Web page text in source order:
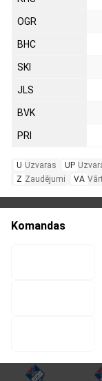
OGR
BHC
SKI
JLS
BVK
PRI
U Uzvaras UP
Z Zaudējumi VA
Komandas